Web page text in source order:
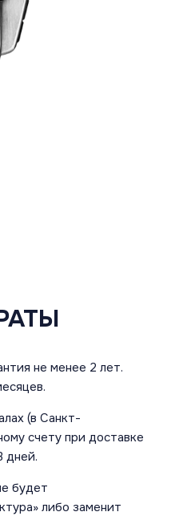
не менее 2 лет.
(в Санкт-
счету при доставке
дней.
будет
либо заменит